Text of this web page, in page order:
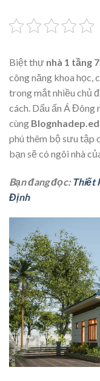
Biệt thự nhà 1 tầng
công năng khoa học,
trong mắt nhiều chủ
cách. Dấu ấn Á Đông
cùng
phú thêm bộ sưu tập
bạn sẽ có ngôi nhà
Bạn đang đọc: Thiết
Định